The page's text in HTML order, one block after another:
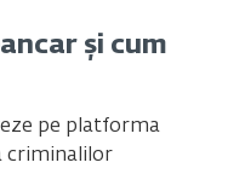
și cum
pe platforma
criminalilor